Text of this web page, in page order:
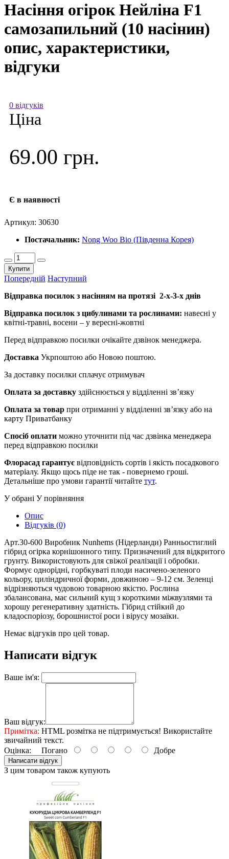
Насіння огірок Нейліна F1
самозапильний (10 насінин)
опис, характеристики,
відгуки
0 відгуків
Ціна
69.00 грн.
Є в наявності
Артикул: 30630
Постачальник: Nong Woo Bio (Південна Корея)
Купити
Попередній Наступний
Відправка посилок з насінням на протязі 2-х-3-х днів
Відправка посилок з цибулинами та рослинами: навесні у
квітні-травні, восени – у вересні-жовтні
Перед відправкою посилки очікайте дзвінок менеджера.
Доставка Укрпоштою або Новою поштою.
За доставку посилки сплачує отримувач
Оплата за доставку здійснюється у відділенні зв’язку
Оплата за товар при отриманні у відділенні зв’язку або на
карту Приватбанку
Спосіб оплати можно уточнити під час дзвінка менеджера
перед відправкою посилки
Флорасад гарантує відповідність сортів і якість посадкового
матеріалу. Якщо щось піде не так - повернемо гроші.
Детальніше про умови гарантії читайте тут.
У обрані У порівняння
Опис
Відгуків (0)
Арт.30-600 Виробник Nunhems (Нідерланди) Ранньостиглий
гібрид огірка корнішонного типу. Призначений для відкритого
грунту. Використовують для свіжої реалізації і обробки.
Формує однорідні, горбкуваті плоди насичено-зеленого
кольору, циліндричної форми, довжиною – 9-12 см. Зеленці
відрізняються чудовою товарною якістю. Рослина
збалансована, має сильний кущ з короткими міжвузлями та
хорошу регенеративну здатність. Гібрид стійкий до
кладоспоріозу, борошнистої роси і вірусу мозаїки.
Немає відгуків про цей товар.
Написати відгук
Ваше ім'я:
Ваш відгук:
Примітка: HTML розмітка не підтримується! Використайте
звичайний текст.
Оцінка: Погано Добре
Написати відгук
З цим товаром також купують